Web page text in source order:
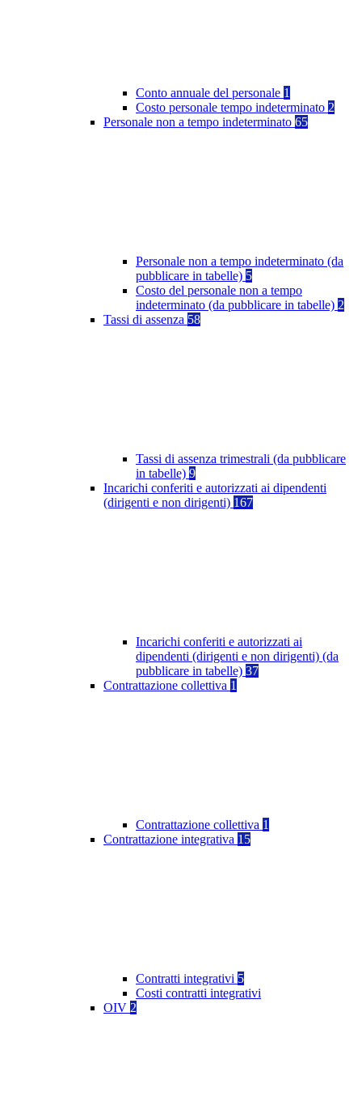
Conto annuale del personale 1
Costo personale tempo indeterminato 2
Personale non a tempo indeterminato 65
Personale non a tempo indeterminato (da
pubblicare in tabelle) 5
Costo del personale non a tempo
indeterminato (da pubblicare in tabelle) 2
Tassi di assenza 58
Tassi di assenza trimestrali (da pubblicare
in tabelle) 9
Incarichi conferiti e autorizzati ai dipendenti
(dirigenti e non dirigenti) 167
Incarichi conferiti e autorizzati ai
dipendenti (dirigenti e non dirigenti) (da
pubblicare in tabelle) 37
Contrattazione collettiva 1
Contrattazione collettiva 1
Contrattazione integrativa 15
Contratti integrativi 5
Costi contratti integrativi
OIV 2